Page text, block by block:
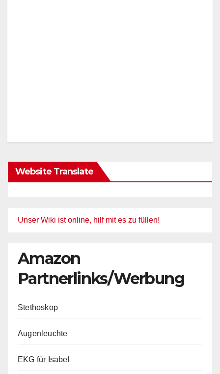
Website Translate
Unser Wiki ist online, hilf mit es zu füllen!
Amazon
Partnerlinks/Werbung
Stethoskop
Augenleuchte
EKG für Isabel